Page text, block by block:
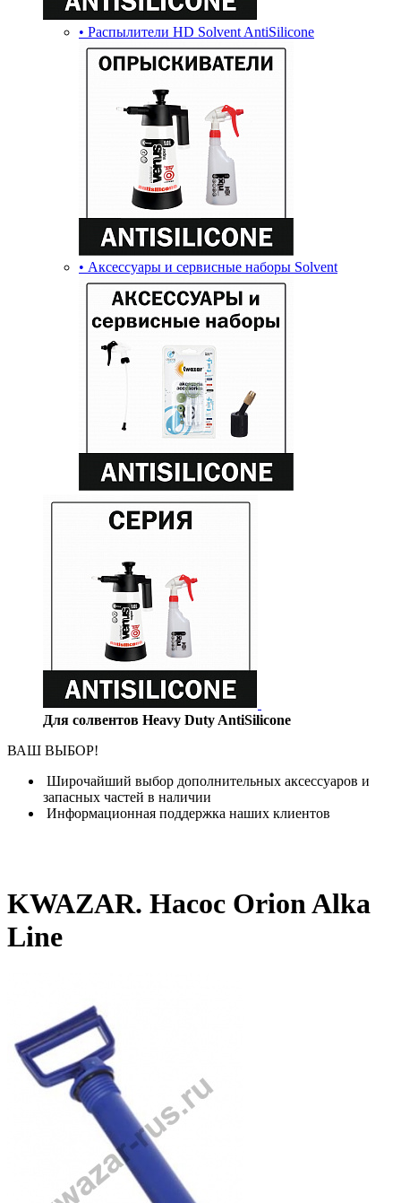
• Распылители HD Solvent AntiSilicone
• Аксессуары и сервисные наборы Solvent
Для солвентов Heavy Duty AntiSilicone
ВАШ ВЫБОР!
Широчайший выбор дополнительных аксессуаров и
запасных частей в наличии
Информационная поддержка наших клиентов
KWAZAR. Насос Orion Alka
Line